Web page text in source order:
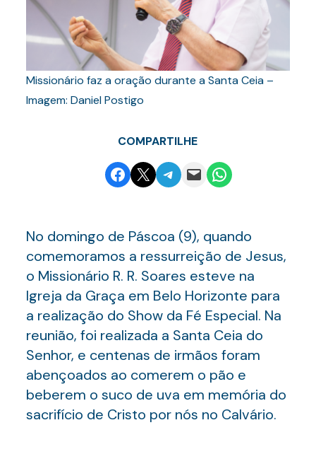
Missionário faz a oração durante a Santa Ceia –
Imagem: Daniel Postigo
COMPARTILHE
Share on Facebook
Email this PageShare on Telegram
Email this PageShare on WhatsApp
No domingo de Páscoa (9), quando
comemoramos a ressurreição de Jesus,
o Missionário R. R. Soares esteve na
Igreja da Graça em Belo Horizonte para
a realização do Show da Fé Especial. Na
reunião, foi realizada a Santa Ceia do
Senhor, e centenas de irmãos foram
abençoados ao comerem o pão e
beberem o suco de uva em memória do
sacrifício de Cristo por nós no Calvário.